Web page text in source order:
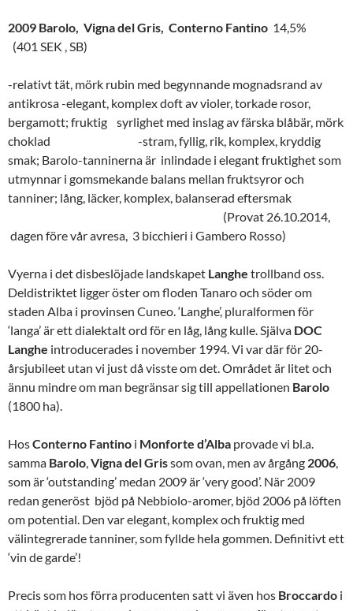
2009 Barolo, Vigna del Gris, Conterno Fantino 14,5%
(401 SEK , SB)
-relativt tät, mörk rubin med begynnande mognadsrand av
antikrosa -elegant, komplex doft av violer, torkade rosor,
bergamott; fruktig syrlighet med inslag av färska blåbär, mörk
choklad -stram, fyllig, rik, komplex, kryddig
smak; Barolo-tanninerna är inlindade i elegant fruktighet som
utmynnar i gomsmekande balans mellan fruktsyror och
tanniner; lång, läcker, komplex, balanserad eftersmak
(Provat 26.10.2014,
dagen före vår avresa, 3 bicchieri i Gambero Rosso)
Vyerna i det disbeslöjade landskapet Langhe trollband oss.
Deldistriktet ligger öster om floden Tanaro och söder om
staden Alba i provinsen Cuneo. ‘Langhe’, pluralformen för
‘langa’ är ett dialektalt ord för en låg, lång kulle. Själva DOC
Langhe introducerades i november 1994. Vi var där för 20-
årsjubileet utan vi just då visste om det. Området är litet och
ännu mindre om man begränsar sig till appellationen Barolo
(1800 ha).
HosConterno Fantino i Monforte d’Alba provade vi bl.a.
samma Barolo,VignadelGrissom ovan, men av årgång 2006,
som är ‘outstanding’ medan 2009 är ‘very good’. När 2009
redan generöst bjöd på Nebbiolo-aromer, bjöd 2006 på löften
om potential. Den var elegant, komplex och fruktig med
välintegrerade tanniner, som fyllde hela gommen. Definitivt ett
‘vin de garde’!
Precis som hos förra producenten satt vi även hos Broccardo i